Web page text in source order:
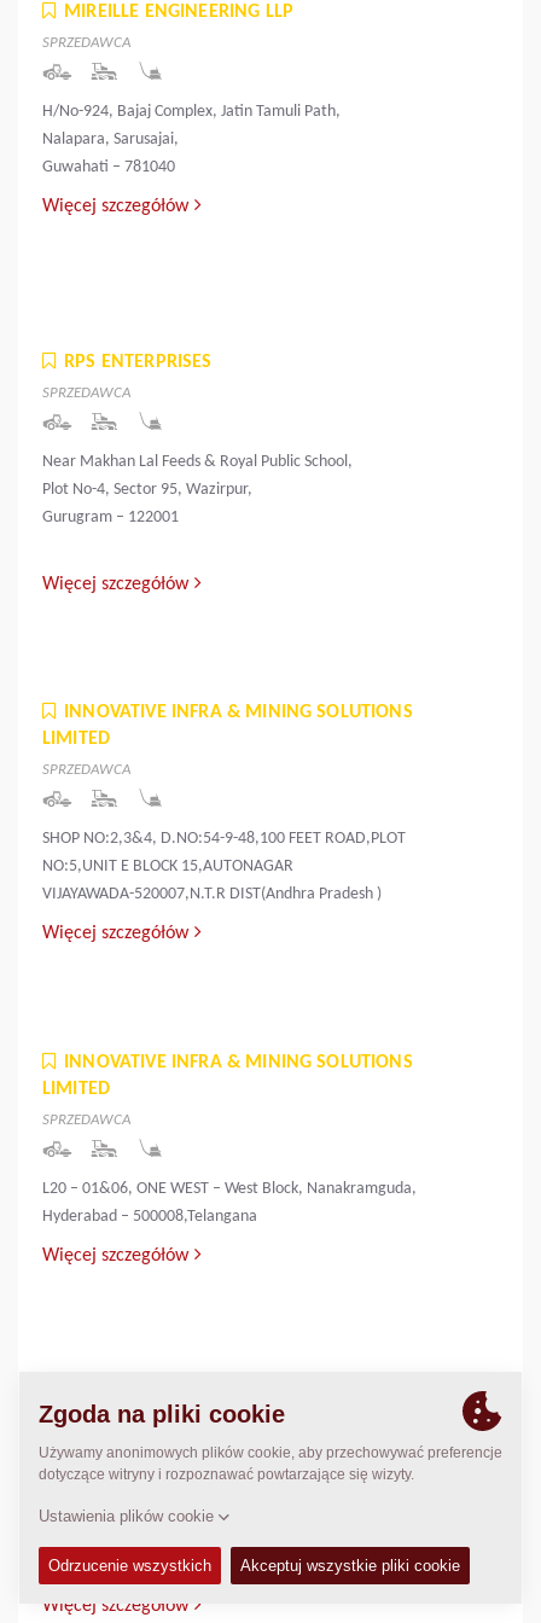
MIREILLE ENGINEERING LLP
SPRZEDAWCA
H/No-924, Bajaj Complex, Jatin Tamuli Path,
Nalapara, Sarusajai,
Guwahati – 781040
Więcej szczegółów
RPS ENTERPRISES
SPRZEDAWCA
Near Makhan Lal Feeds & Royal Public School,
Plot No-4, Sector 95, Wazirpur,
Gurugram – 122001
Więcej szczegółów
INNOVATIVE INFRA & MINING SOLUTIONS
LIMITED
SPRZEDAWCA
SHOP NO:2,3&4, D.NO:54-9-48,100 FEET ROAD,PLOT
NO:5,UNIT E BLOCK 15,AUTONAGAR
VIJAYAWADA-520007,N.T.R DIST(Andhra Pradesh )
Więcej szczegółów
INNOVATIVE INFRA & MINING SOLUTIONS
LIMITED
SPRZEDAWCA
L20 – 01&06, ONE WEST – West Block, Nanakramguda,
Hyderabad – 500008,Telangana
Więcej szczegółów
INNOVATIVE INFRA & MINING SOLUTIONS
SPRZEDAWCA
P.O.,PERAMBAVOOR,ERNAKULAM DIST-683548
Więcej szczegółów